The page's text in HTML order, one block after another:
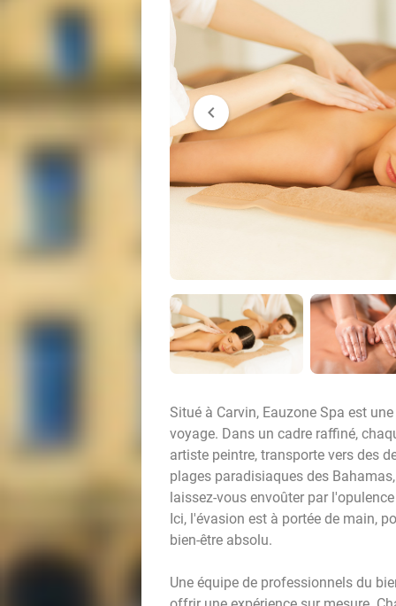
chevron_left
Situé à Carvin, Eauzone Spa est
voyage. Dans un cadre raffiné,
artiste peintre, transporte vers des
plages paradisiaques des
laissez-vous envoûter par
Ici, l'évasion est à portée de main,
bien-être absolu.
Une équipe de professionnels du